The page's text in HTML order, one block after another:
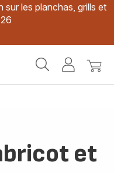
les planchas, grills et
MonMon
et